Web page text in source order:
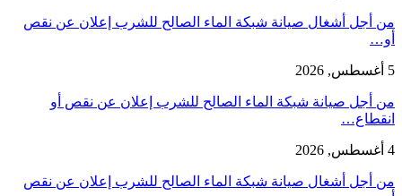
من أجل أشغال صيانة شبكة الماء الصالح للشرب إعلان عن نقص
أو…
5 أغسطس, 2026
من أجل صيانة شبكة الماء الصالح للشرب إعلان عن نقص أو
انقطاع…
4 أغسطس, 2026
من أجل أشغال صيانة شبكة الماء الصالح للشرب إعلان عن نقص